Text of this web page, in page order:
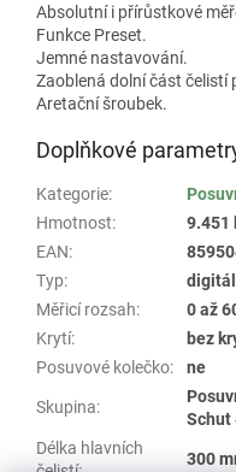
Absolutní i přírůstkové
Funkce Preset.
Jemné nastavování.
Zaoblená dolní část čelistí
Aretační šroubek.
Doplňkové
Kategorie:
Hmotnost:
9.451
EAN:
Typ:
Měřicí rozsah:
0 až
Krytí:
bez
Posuvové kolečko: ne
Skupina:
Schut
Délka hlavních
300